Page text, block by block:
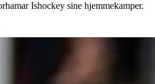
Ishockey sine hjemmekamper.